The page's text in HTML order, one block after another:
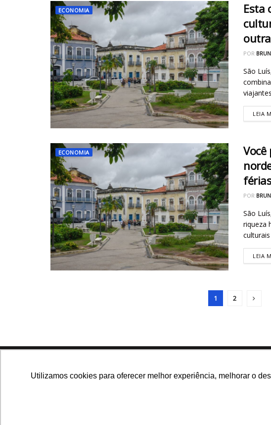
Utilizamos cookies para oferecer melhor experiência, melhorar o
ECONOMIA
Esta
outra
POR
São
LEIA
ECONOMIA
Você
POR
São
riqueza
LEIA
1 2
Navegue no site